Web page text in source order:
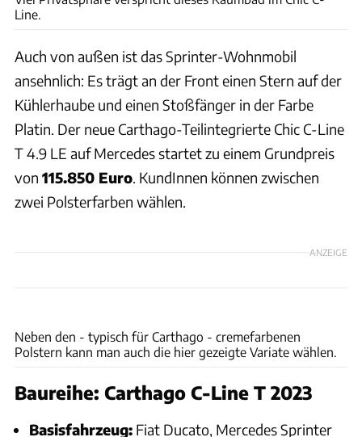
Line.
Auch von außen ist das Sprinter-Wohnmobil
ansehnlich: Es trägt an der Front einen Stern auf der
Kühlerhaube und einen Stoßfänger in der Farbe
Platin. Der neue Carthago-Teilintegrierte Chic C-Line
T 4.9 LE auf Mercedes startet zu einem Grundpreis
von 115.850 Euro. KundInnen können zwischen
zwei Polsterfarben wählen.
ANZEIGE
Neben den - typisch für Carthago - cremefarbenen
Polstern kann man auch die hier gezeigte Variate wählen.
Baureihe: Carthago C-Line T 2023
Basisfahrzeug: Fiat Ducato, Mercedes Sprinter